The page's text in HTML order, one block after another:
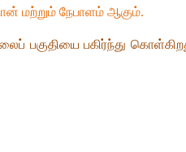
மற்றும் நேபாளம் ஆகும்.
பகுதியை பகிர்ந்து